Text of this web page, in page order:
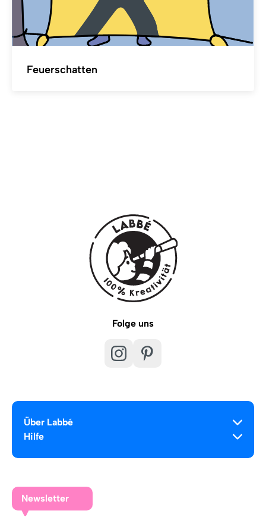
Feuerschatten
Folge uns
Über Labbé
Hilfe
Newsletter